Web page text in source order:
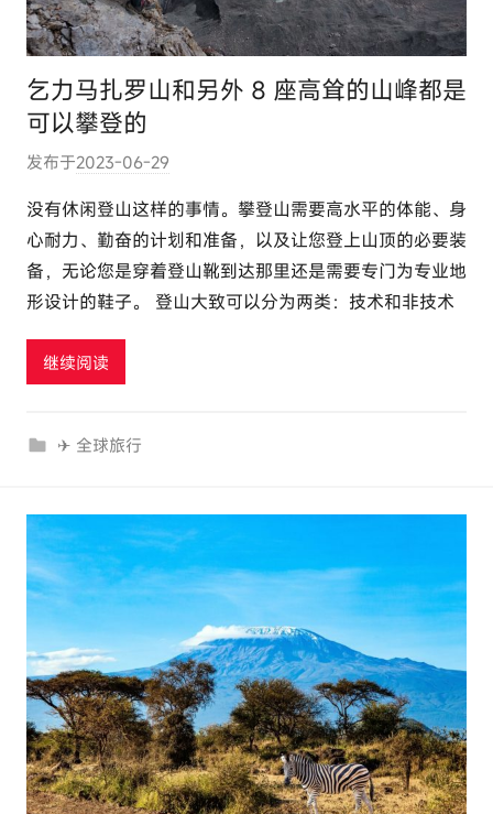
乞力马扎罗山和另外 8 座高耸的山峰都是
可以攀登的
发布于2023-06-29
:
e
l
u
没有休闲登山这样的事情。攀登山需要高水平的体能、身
心耐力、勤奋的计划和准备，以及让您登上山顶的必要装
备，无论您是穿着登山靴到达那里还是需要专门为专业地
形设计的鞋子。 登山大致可以分为两类：技术和非技术
继续阅读
✈ 全球旅行